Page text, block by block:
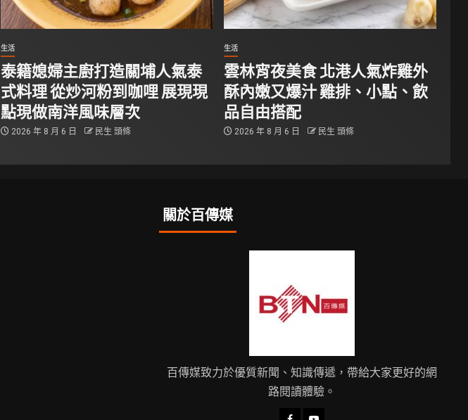
生活
泰籍媳婦主廚打造關埔人氣泰
式料理 從炒河粉到咖哩 展現現
點現做南洋風味層次
2026 年 8 月 6 日 民生 頭條
生活
雲林宵夜美食 北港人氣炸雞外
酥內嫩又爆汁 雞排、小點、飲
品自由搭配
2026 年 8 月 6 日 民生 頭條
關於百傳媒
百傳媒致力於優質新聞、知識傳遞，帶給大家更好的網
路閱讀體驗。